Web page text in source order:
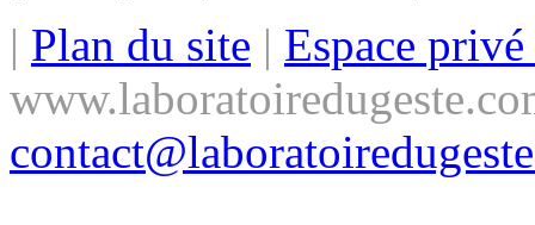
| Plan du site | Espace privé